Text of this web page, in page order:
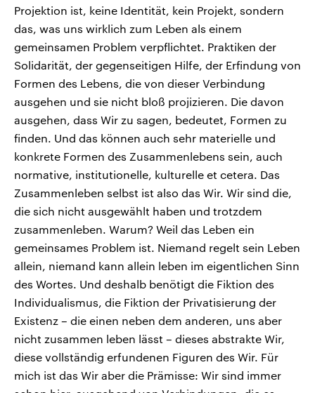
Projektion ist, keine Identität, kein Projekt, sondern
das, was uns wirklich zum Leben als einem
gemeinsamen Problem verpflichtet. Praktiken der
Solidarität, der gegenseitigen Hilfe, der Erfindung von
Formen des Lebens, die von dieser Verbindung
ausgehen und sie nicht bloß projizieren. Die davon
ausgehen, dass Wir zu sagen, bedeutet, Formen zu
finden. Und das können auch sehr materielle und
konkrete Formen des Zusammenlebens sein, auch
normative, institutionelle, kulturelle et cetera. Das
Zusammenleben selbst ist also das Wir. Wir sind die,
die sich nicht ausgewählt haben und trotzdem
zusammenleben. Warum? Weil das Leben ein
gemeinsames Problem ist. Niemand regelt sein Leben
allein, niemand kann allein leben im eigentlichen Sinn
des Wortes. Und deshalb benötigt die Fiktion des
Individualismus, die Fiktion der Privatisierung der
Existenz – die einen neben dem anderen, uns aber
nicht zusammen leben lässt – dieses abstrakte Wir,
diese vollständig erfundenen Figuren des Wir. Für
mich ist das Wir aber die Prämisse: Wir sind immer